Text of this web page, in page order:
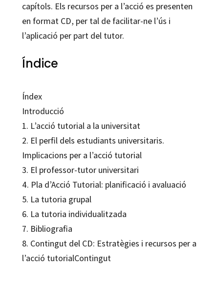
capítols. Els recursos per a l’acció es presenten
en format CD, per tal de facilitar-ne l’ús i
l’aplicació per part del tutor.
Índice
Índex
Introducció
1. L’acció tutorial a la universitat
2. El perfil dels estudiants universitaris.
Implicacions per a l’acció tutorial
3. El professor-tutor universitari
4. Pla d’Acció Tutorial: planificació i avaluació
5. La tutoria grupal
6. La tutoria individualitzada
7. Bibliografia
8. Contingut del CD: Estratègies i recursos per a
l’acció tutorialContingut